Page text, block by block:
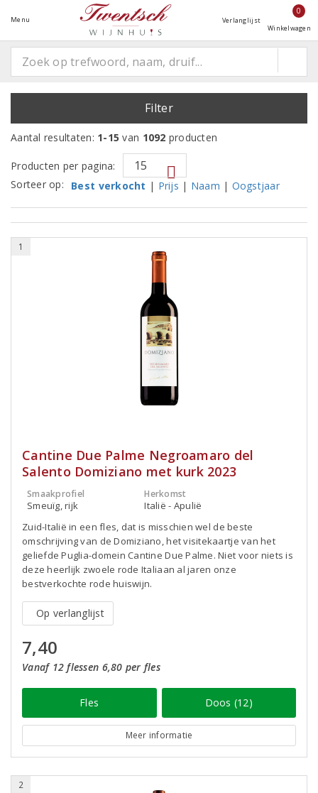
Menu Verlanglijst
0
Winkelwagen
Filter
Aantal resultaten: 1-15 van 1092 producten
Producten per pagina:
Sorteer op:
Best verkocht | Prijs | Naam | Oogstjaar
1
Cantine Due Palme Negroamaro del
Salento Domiziano met kurk 2023
Smaakprofiel
Smeuïg, rijk
Herkomst
Italië - Apulië
Zuid-Italië in een fles, dat is misschien wel de beste
omschrijving van de Domiziano, het visitekaartje van het
geliefde Puglia-domein Cantine Due Palme. Niet voor niets is
deze heerlijk zwoele rode Italiaan al jaren onze
bestverkochte rode huiswijn.
Op verlanglijst
7,40
Vanaf 12 flessen 6,80 per fles
Fles Doos (12)
Meer informatie
2